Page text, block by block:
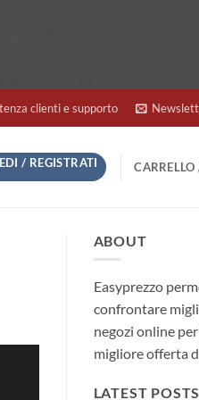
clienti e supporto
/ REGISTRATI
ABOUT
Easyprezzo
confrontare
negozi online
migliore offerta
LATEST POSTS